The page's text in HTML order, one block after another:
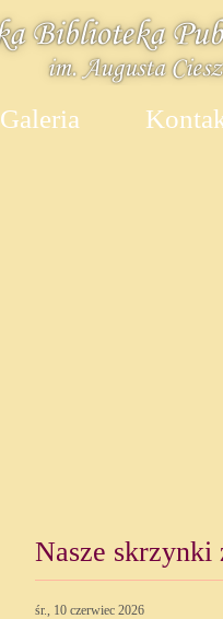
Galeria
Nasze skrzynki
śr., 10 czerwiec 2026